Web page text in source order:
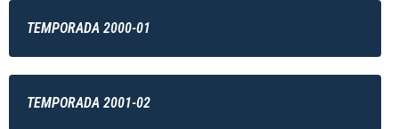
TEMPORADA 2000-01
TEMPORADA 2001-02